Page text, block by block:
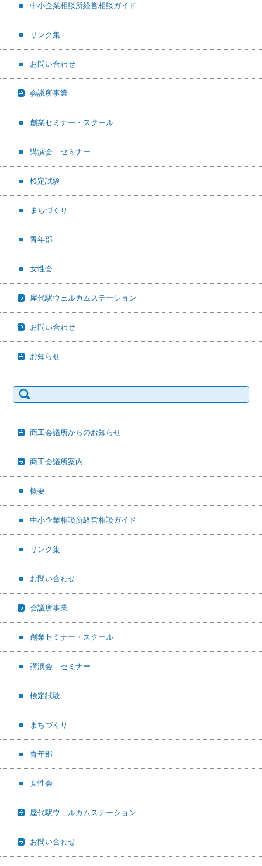
中小企業相談所経営相談ガイド
リンク集
お問い合わせ
会議所事業
創業セミナー・スクール
講演会 セミナー
検定試験
まちづくり
青年部
女性会
屋代駅ウェルカムステーション
お問い合わせ
お知らせ
索:
商工会議所からのお知らせ
商工会議所案内
概要
中小企業相談所経営相談ガイド
リンク集
お問い合わせ
会議所事業
創業セミナー・スクール
講演会 セミナー
検定試験
まちづくり
青年部
女性会
屋代駅ウェルカムステーション
お問い合わせ